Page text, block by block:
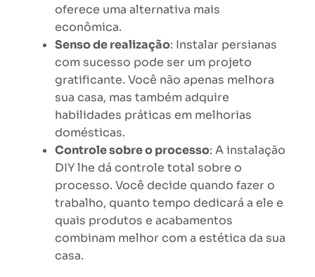
oferece uma alternativa mais
econômica.
Senso de realização: Instalar persianas
com sucesso pode ser um projeto
gratificante. Você não apenas melhora
sua casa, mas também adquire
habilidades práticas em melhorias
domésticas.
Controle sobre o processo: A instalação
DIY lhe dá controle total sobre o
processo. Você decide quando fazer o
trabalho, quanto tempo dedicará a ele e
quais produtos e acabamentos
combinam melhor com a estética da sua
casa.